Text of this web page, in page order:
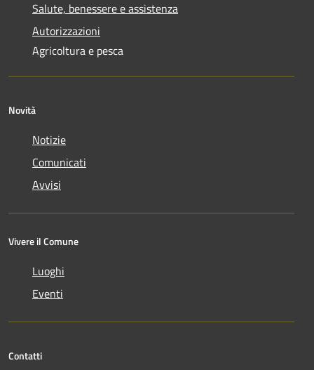
Salute, benessere e assistenza
Autorizzazioni
Agricoltura e pesca
Novità
Notizie
Comunicati
Avvisi
Vivere il Comune
Luoghi
Eventi
Contatti